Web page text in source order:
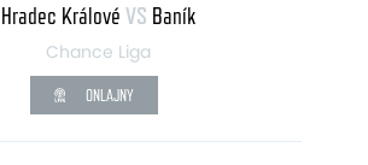
Hradec Králové VS Baník
Chance Liga
ONLAJNY